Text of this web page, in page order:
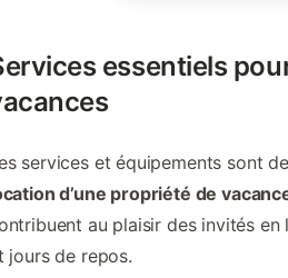
essentiels
services et équipements sont
d’une propriété de
au plaisir des invités
jours de repos.